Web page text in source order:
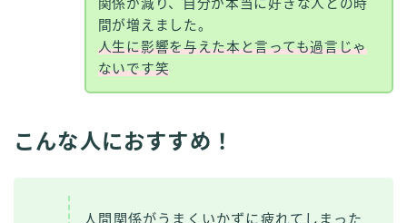
関係が減り、自分が本当に好きな人との時
間が増えました。
人生に影響を与えた本と言っても過言じゃ
ないです笑
こんな人におすすめ！
人間関係がうまくいかずに疲れてしまった